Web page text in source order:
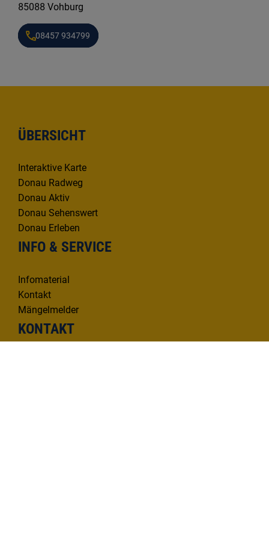
85088 Vohburg
08457 934799
ÜBERSICHT
Interaktive Karte
Donau Radweg
Donau Aktiv
Donau Sehenswert
Donau Erleben
INFO & SERVICE
Infomaterial
Kontakt
Mängelmelder
KONTAKT